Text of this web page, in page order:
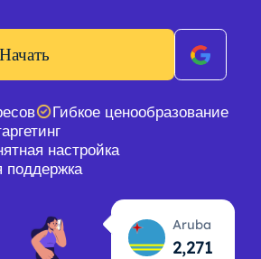
Начать
Гибкое ценообразование
настройка
поддержка
Aruba
2,272